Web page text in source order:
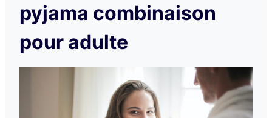
pyjama combinaison
pour adulte